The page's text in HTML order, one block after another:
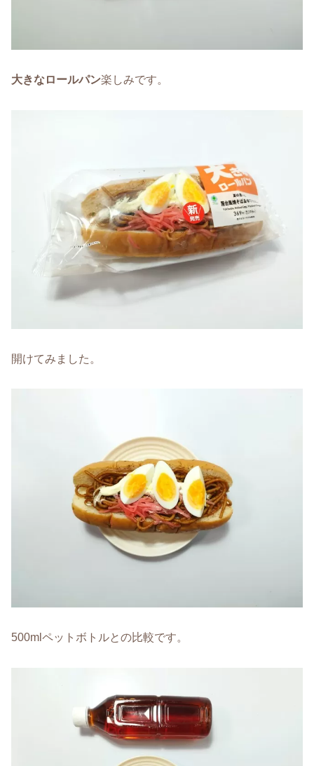
大きなロールパン楽しみです。
開けてみました。
500mlペットボトルとの比較です。